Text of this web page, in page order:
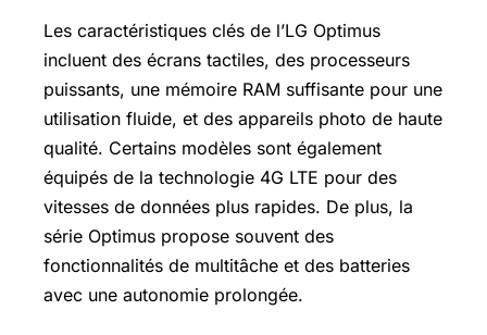
Les caractéristiques clés de l’LG Optimus
incluent des écrans tactiles, des processeurs
puissants, une mémoire RAM suffisante pour une
utilisation fluide, et des appareils photo de haute
qualité. Certains modèles sont également
équipés de la technologie 4G LTE pour des
vitesses de données plus rapides. De plus, la
série Optimus propose souvent des
fonctionnalités de multitâche et des batteries
avec une autonomie prolongée.